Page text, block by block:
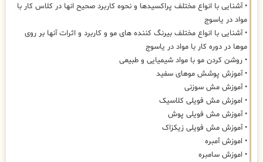
• آشنایی با انواع مختلف پراکسیدها و نحوه کاربرد صحیح انها در کلاس کار با
مواد در یاسوج
• آشنایی با انواع مختلف بیرنگ کننده های مو و کاربرد و اثرات آنها بر روی
موها در دوره کار با مواد در یاسوج
• روشن کردن مو با مواد شیمیایی و طبیعی
• آموزش پوشش موهای سفید
• آموزش مش سوزنی
• اموزش مش فویلی کلاسیک
• آموزش مش فویلی پوش
• آموزش مش فویلی زیکزاک
• اموزش آمبره
• اموزش سامبره